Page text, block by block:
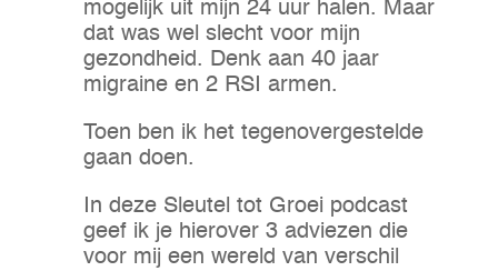
mogelijk uit mijn 24 uur halen. Maar
dat was wel slecht voor mijn
gezondheid. Denk aan 40 jaar
migraine en 2 RSI armen.
Toen ben ik het tegenovergestelde
gaan doen.
In deze Sleutel tot Groei podcast
geef ik je hierover 3 adviezen die
voor mij een wereld van verschil